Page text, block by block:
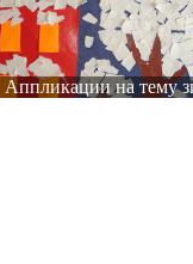
Аппликации на тему